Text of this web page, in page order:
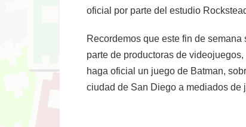
oficial por parte del estudio
Recordemos que este fin de
parte de productoras de
haga oficial un juego de Batman,
ciudad de San Diego a mediados de